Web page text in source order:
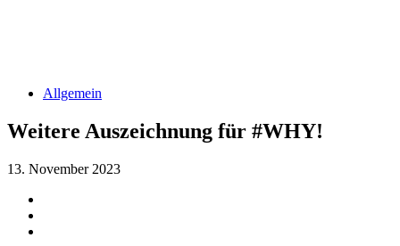
Allgemein
Weitere Auszeichnung für #WHY!
13. November 2023